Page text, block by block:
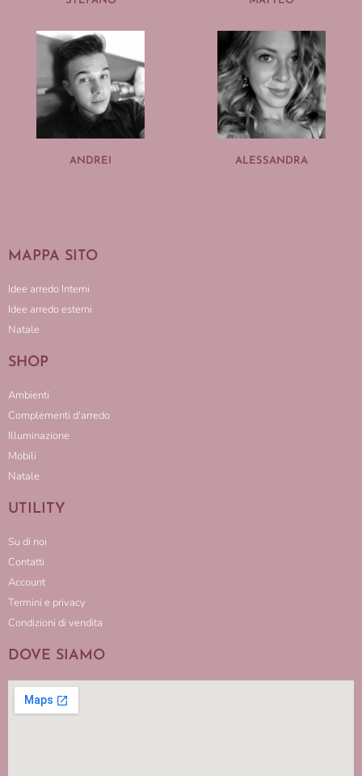
ANDREI ALESSANDRA
MAPPA SITO
Idee arredo Interni
Idee arredo esterni
Natale
SHOP
Ambienti
Complementi d'arredo
Illuminazione
Mobili
Natale
UTILITY
Su di noi
Contatti
Account
Termini e privacy
Condizioni di vendita
DOVE SIAMO